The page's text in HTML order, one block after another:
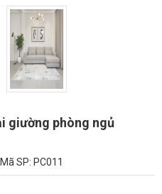
giường phòng ngủ
Mã SP: PC011